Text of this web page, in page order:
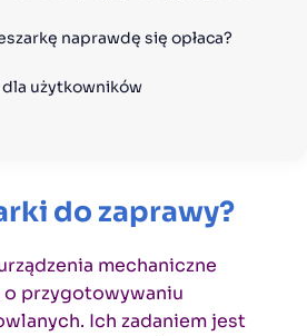
naprawdę się opłaca?
użytkowników
do zaprawy?
mechaniczne
o przygotowywaniu
Ich zadaniem jest